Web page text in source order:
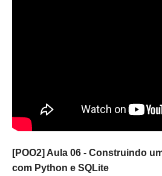
[POO2] Aula 06 - Construindo
com Python e SQLite